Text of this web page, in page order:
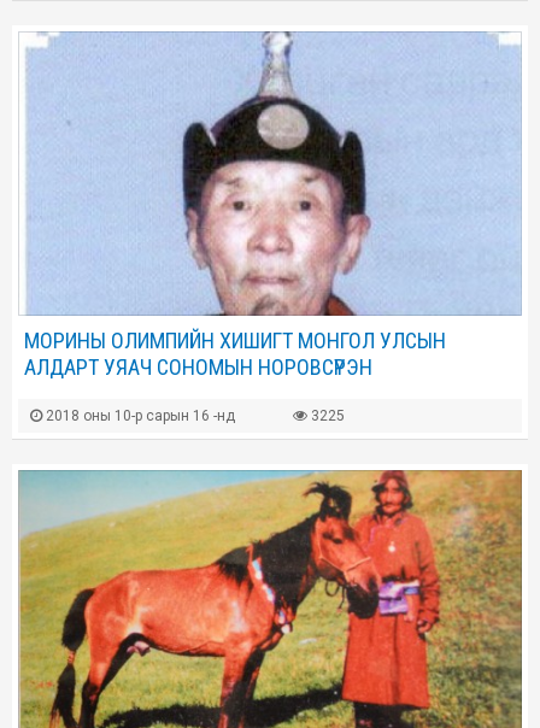
МОРИНЫ ОЛИМПИЙН ХИШИГТ МОНГОЛ УЛСЫН
АЛДАРТ УЯАЧ СОНОМЫН НОРОВСҮРЭН
2018 оны 10-р сарын 16 -нд 3225